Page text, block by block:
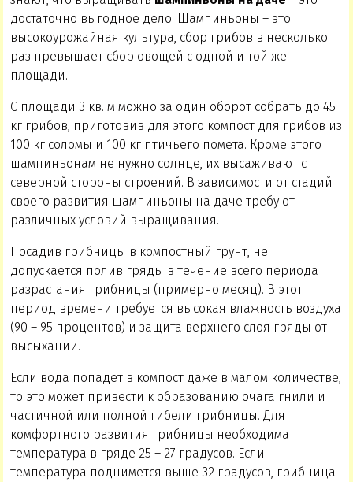
достаточно выгодное дело. Шампиньоны – это
высокоурожайная культура, сбор грибов в несколько
раз превышает сбор овощей с одной и той же
площади.
С площади 3 кв. м можно за один оборот собрать до 45
кг грибов, приготовив для этого компост для грибов из
100 кг соломы и 100 кг птичьего помета. Кроме этого
шампиньонам не нужно солнце, их высаживают с
северной стороны строений. В зависимости от стадий
своего развития шампиньоны на даче требуют
различных условий выращивания.
Посадив грибницы в компостный грунт, не
допускается полив гряды в течение всего периода
разрастания грибницы (примерно месяц). В этот
период времени требуется высокая влажность воздуха
(90 – 95 процентов) и защита верхнего слоя гряды от
высыхании.
Если вода попадет в компост даже в малом количестве,
то это может привести к образованию очага гнили и
частичной или полной гибели грибницы. Для
комфортного развития грибницы необходима
температура в гряде 25 – 27 градусов. Если
температура поднимется выше 32 градусов, грибница